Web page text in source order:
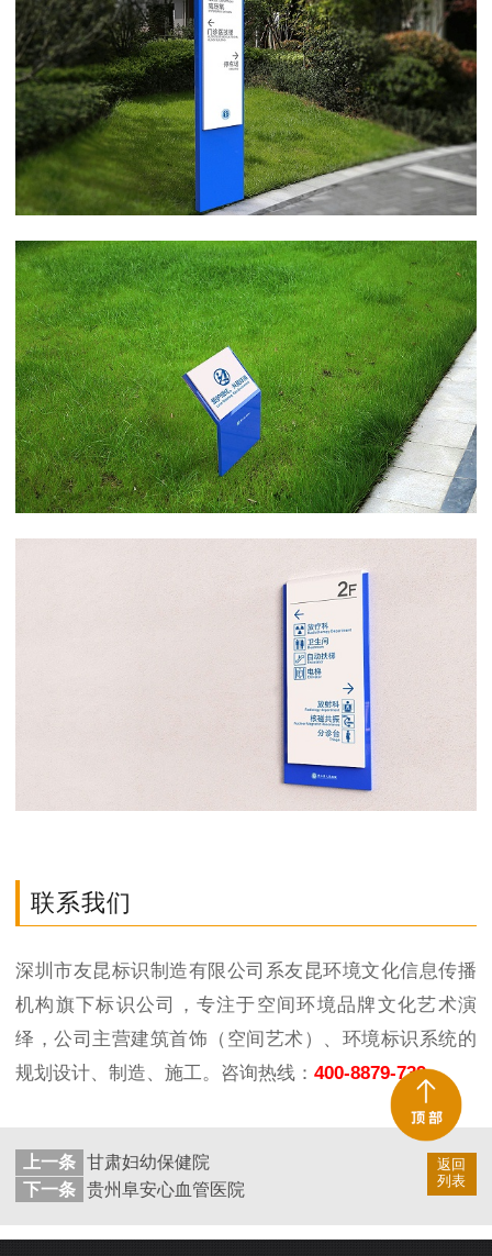
联系我们
深圳市友昆标识制造有限公司系友昆环境文化信息传播
机构旗下标识公司，专注于空间环境品牌文化艺术演
绎，公司主营建筑首饰（空间艺术）、环境标识系统的
规划设计、制造、施工。咨询热线： 400-8879-739
返回
列表
上一条 甘肃妇幼保健院
下一条 贵州阜安心血管医院